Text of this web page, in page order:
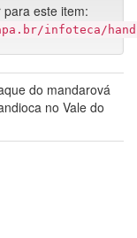
este item:
infoteca/
do mandarová
no Vale do